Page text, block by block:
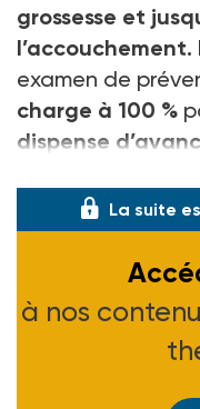
grossesse et
l’accouchement.
examen de
charge à 100 %
dispense
La suite
à nos